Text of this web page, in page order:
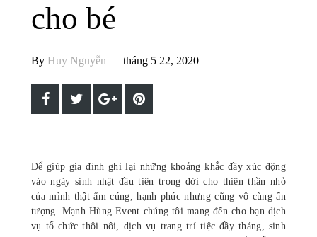
cho bé
By Huy Nguyễn tháng 5 22, 2020
Để giúp gia đình ghi lại những khoảng khắc đầy xúc động
vào ngày sinh nhật đầu tiên trong đời cho thiên thần nhỏ
của mình thật ấm cúng, hạnh phúc nhưng cũng vô cùng ấn
tượng. Mạnh Hùng Event chúng tôi mang đến cho bạn dịch
vụ tổ chức thôi nôi, dịch vụ trang trí tiệc đầy tháng, sinh